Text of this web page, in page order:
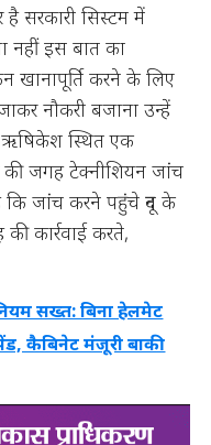
सरकारी सिस्टम में
नहीं इस बात का
खानापूर्ति करने के लिए
नौकरी बजाना उन्हें
ऋषिकेश स्थित एक
की जगह टेक्नीशियन जांच
जांच करने पहुंचे दून के
कार्रवाई करते,
सख्त: बिना हेलमेट
कैबिनेट मंजूरी बाकी